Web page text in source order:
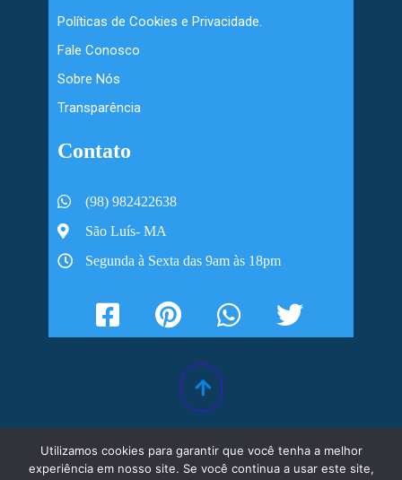
Políticas de Cookies e Privacidade.
Fale Conosco
Sobre Nós
Transparência
Contato
(98) 982422638
São Luís- MA
Segunda à Sexta das 9am às 18pm
© 2019 A 2024. Todos Os Direitos
Reservados.
Utilizamos cookies para garantir que você tenha a melhor
experiência em nosso site. Se você continua a usar este site,